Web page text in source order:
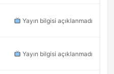
Yayın bilgisi açıklanmadı
Yayın bilgisi açıklanmadı